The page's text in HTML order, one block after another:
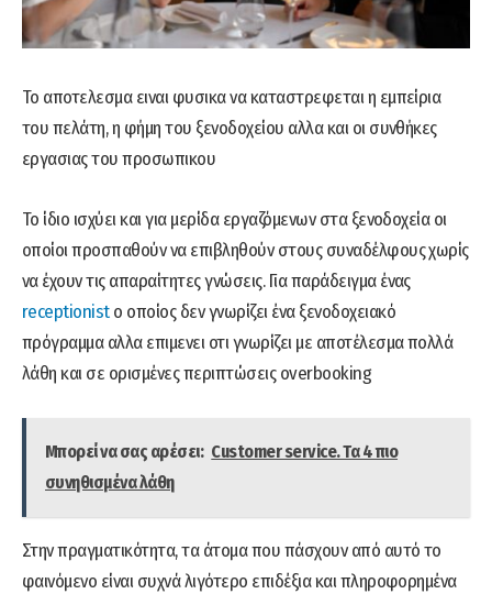
Το αποτελεσμα ειναι φυσικα να καταστρεφεται η εμπείρια
του πελάτη, η φήμη του ξενοδοχείου αλλα και οι συνθήκες
εργασιας του προσωπικου
To ίδιο ισχύει και για μερίδα εργαζόμενων στα ξενοδοχεία οι
οποίοι προσπαθούν να επιβληθούν στους συναδέλφους χωρίς
να έχουν τις απαραίτητες γνώσεις. Για παράδειγμα ένας
receptionistο οποίος δεν γνωρίζει ένα ξενοδοχειακό
πρόγραμμα αλλα επιμενει οτι γνωρίζει με αποτέλεσμα πολλά
λάθη και σε ορισμένες περιπτώσεις overbooking
Μπορεί να σας αρέσει: Customer service. Τα 4 πιο
συνηθισμένα λάθη
Στην πραγματικότητα, τα άτομα που πάσχουν από αυτό το
φαινόμενο είναι συχνά λιγότερο επιδέξια και πληροφορημένα